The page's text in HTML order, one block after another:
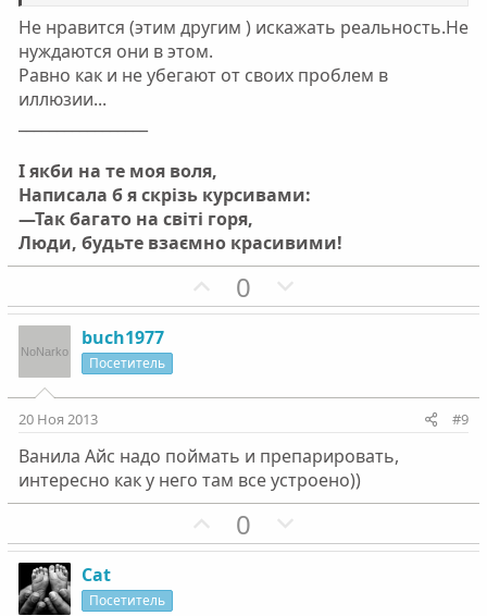
о
о
о
о
Не нравится (этим другим ) искажать реальность.Не
нуждаются они в этом.
Равно как и не убегают от своих проблем в
иллюзии...
І якби на те моя воля,
Написала б я скрізь курсивами:
—Так багато на світі горя,
Люди, будьте взаємно красивими!
П
о
т
н
ы
г
0
е
т
н
ы
г
buch1977
Посетитель
20 Ноя 2013 #9
Ванила Айс надо поймать и препарировать,
интересно как у него там все устроено))
П
о
0
е
Cat
Посетитель